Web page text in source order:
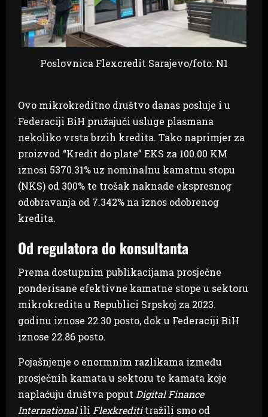
Poslovnica Flexcredit Sarajevo/foto: N1
Ovo mikrokreditno društvo danas posluje i u
Federaciji BiH pružajući usluge plasmana
nekoliko vrsta brzih kredita. Tako naprimjer za
proizvod “Kredit do plate” EKS za 100.00 KM
iznosi 5370.31% uz nominalnu kamatnu stopu
(NKS) od 300% te trošak naknade ekspresnog
odobravanja od 7.342% na iznos odobrenog
kredita.
Od regulatora do konsultanta
Prema dostupnim publikacijama prosječne
ponderisane efektivne kamatne stope u sektoru
mikrokredita u Republici Srpskoj za 2023.
godinu iznose 22.30 posto, dok u Federaciji BiH
iznose 22.86 posto.
Pojašnjenje o enormnim razlikama između
prosječnih kamata u sektoru te kamata koje
naplaćuju društva poput Digital Finance
Internationalili Flexkredititražili smo od